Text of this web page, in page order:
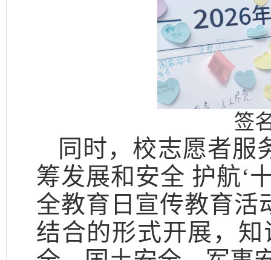
签
同时，校志愿者服
筹发展和安全 护航‘
全教育日宣传教育活
结合的形式开展，